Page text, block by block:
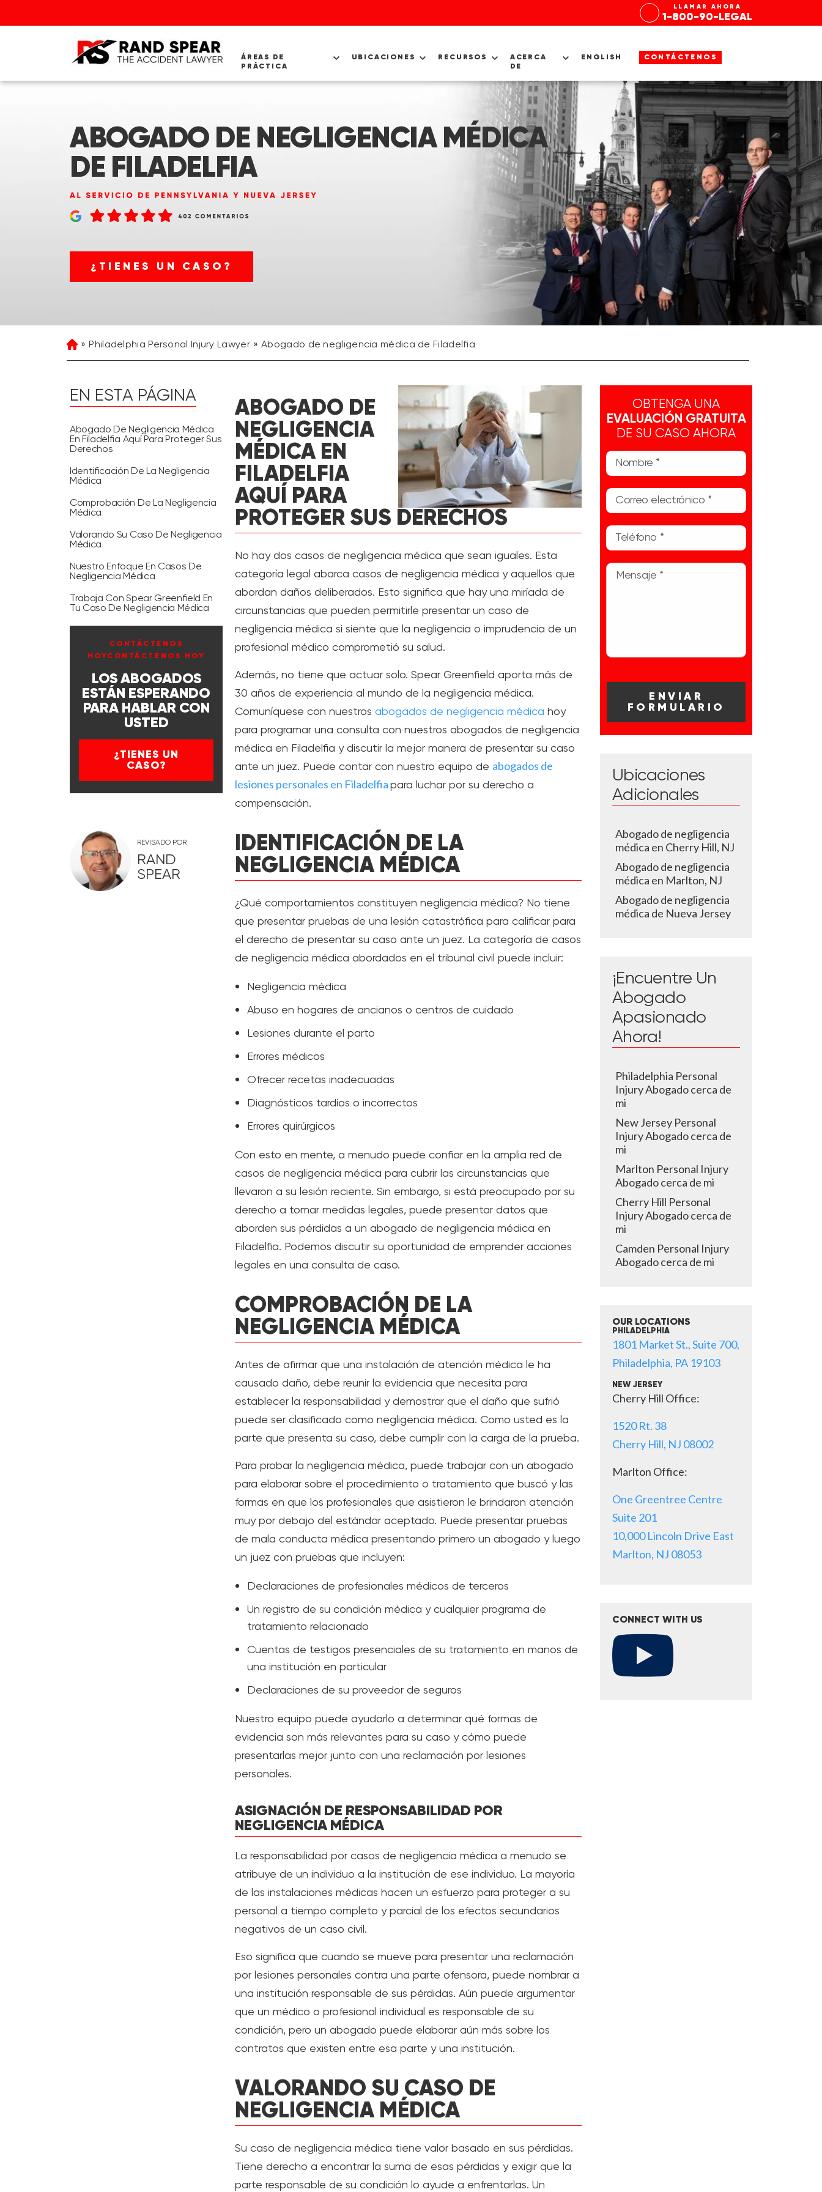
LLAMAR AHORA
1-800-90-LEGAL
ÁREAS DE
PRÁCTICA
UBICACIONES RECURSOS
ACERCA
DE
ENGLISH CONTÁCTENOS
ABOGADO DE NEGLIGENCIA MÉDICA
DE FILADELFIA
¿TIENES UN CASO?
HomePhiladelphia Personal Injury Lawyer Abogado de negligencia médica de Filadelfia
EN ESTA PÁGINA
Abogado De Negligencia Médica
En Filadelfia Aquí Para Proteger Sus
Derechos
Identificación De La Negligencia
Médica
Comprobación De La Negligencia
Médica
Valorando Su Caso De Negligencia
Médica
Nuestro Enfoque En Casos De
Negligencia Médica
Trabaja Con Spear Greenfield En
Tu Caso De Negligencia Médica
CONTÁCTENOS
HOYCONTÁCTENOS HOY
LOS ABOGADOS
ESTÁN ESPERANDO
PARA HABLAR CON
USTED
¿TIENES UN
CASO?
REVISADO POR
RAND
SPEAR
ABOGADO DE
NEGLIGENCIA
MÉDICA EN
FILADELFIA
AQUÍ PARA
PROTEGER SUS DERECHOS
No hay dos casos de negligencia médica que sean iguales. Esta
categoría legal abarca casos de negligencia médica y aquellos que
abordan daños deliberados. Esto significa que hay una miríada de
circunstancias que pueden permitirle presentar un caso de
negligencia médica si siente que la negligencia o imprudencia de un
profesional médico comprometió su salud.
Además, no tiene que actuar solo. Spear Greenfield aporta más de
30 años de experiencia al mundo de la negligencia médica.
Comuníquese con nuestros abogados de negligencia médica hoy
para programar una consulta con nuestros abogados de negligencia
médica en Filadelfia y discutir la mejor manera de presentar su caso
ante un juez. Puede contar con nuestro equipo de abogados de
lesiones personales en Filadelfia para luchar por su derecho a
compensación.
IDENTIFICACIÓN DE LA
NEGLIGENCIA MÉDICA
¿Qué comportamientos constituyen negligencia médica? No tiene
que presentar pruebas de una lesión catastrófica para calificar para
el derecho de presentar su caso ante un juez. La categoría de casos
de negligencia médica abordados en el tribunal civil puede incluir:
Negligencia médica
Abuso en hogares de ancianos o centros de cuidado
Lesiones durante el parto
Errores médicos
Ofrecer recetas inadecuadas
Diagnósticos tardíos o incorrectos
Errores quirúrgicos
Con esto en mente, a menudo puede confiar en la amplia red de
casos de negligencia médica para cubrir las circunstancias que
llevaron a su lesión reciente. Sin embargo, si está preocupado por su
derecho a tomar medidas legales, puede presentar datos que
aborden sus pérdidas a un abogado de negligencia médica en
Filadelfia. Podemos discutir su oportunidad de emprender acciones
legales en una consulta de caso.
COMPROBACIÓN DE LA
NEGLIGENCIA MÉDICA
Antes de afirmar que una instalación de atención médica le ha
causado daño, debe reunir la evidencia que necesita para
establecer la responsabilidad y demostrar que el daño que sufrió
puede ser clasificado como negligencia médica. Como usted es la
parte que presenta su caso, debe cumplir con la carga de la prueba.
Para probar la negligencia médica, puede trabajar con un abogado
para elaborar sobre el procedimiento o tratamiento que buscó y las
formas en que los profesionales que asistieron le brindaron atención
muy por debajo del estándar aceptado. Puede presentar pruebas
de mala conducta médica presentando primero un abogado y luego
un juez con pruebas que incluyen:
Declaraciones de profesionales médicos de terceros
Un registro de su condición médica y cualquier programa de
tratamiento relacionado
Cuentas de testigos presenciales de su tratamiento en manos de
una institución en particular
Declaraciones de su proveedor de seguros
Nuestro equipo puede ayudarlo a determinar qué formas de
evidencia son más relevantes para su caso y cómo puede
presentarlas mejor junto con una reclamación por lesiones
personales.
ASIGNACIÓN DE RESPONSABILIDAD POR
NEGLIGENCIA MÉDICA
La responsabilidad por casos de negligencia médica a menudo se
atribuye de un individuo a la institución de ese individuo. La mayoría
de las instalaciones médicas hacen un esfuerzo para proteger a su
personal a tiempo completo y parcial de los efectos secundarios
negativos de un caso civil.
Eso significa que cuando se mueve para presentar una reclamación
por lesiones personales contra una parte ofensora, puede nombrar a
una institución responsable de sus pérdidas. Aún puede argumentar
que un médico o profesional individual es responsable de su
condición, pero un abogado puede elaborar aún más sobre los
contratos que existen entre esa parte y una institución.
VALORANDO SU CASO DE
NEGLIGENCIA MÉDICA
Su caso de negligencia médica tiene valor basado en sus pérdidas.
Tiene derecho a encontrar la suma de esas pérdidas y exigir que la
parte responsable de su condición lo ayude a enfrentarlas. Un
OBTENGA UNA
EVALUACIÓN GRATUITA
DE SU CASO AHORA
Ubicaciones
Adicionales
Abogado de negligencia
médica en Cherry Hill, NJ
Abogado de negligencia
médica en Marlton, NJ
Abogado de negligencia
médica de Nueva Jersey
¡Encuentre Un
Abogado
Apasionado
Ahora!
Philadelphia Personal
Injury Abogado cerca de
mi
New Jersey Personal
Injury Abogado cerca de
mi
Marlton Personal Injury
Abogado cerca de mi
Cherry Hill Personal
Injury Abogado cerca de
mi
Camden Personal Injury
Abogado cerca de mi
OUR LOCATIONS
PHILADELPHIA
1801 Market St., Suite 700,
Philadelphia, PA 19103
NEW JERSEY
Cherry Hill Office:
1520 Rt. 38
Cherry Hill, NJ 08002
Marlton Office:
One Greentree Centre
Suite 201
10,000 Lincoln Drive East
Marlton, NJ 08053
CONNECT WITH US